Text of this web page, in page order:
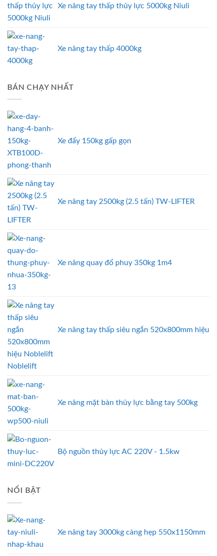
Xe nâng tay thấp thủy lực 5000kg Niuli
Xe nâng tay thấp 4000kg
BÁN CHẠY NHẤT
Xe đẩy 150kg gấp gọn
Xe nâng tay 2500kg (2.5 tấn) TW-LIFTER
Xe nâng quay đổ phuy 350kg 1m4
Xe nâng tay thấp siêu ngắn 520x800mm hiệu
Noblelift
Xe nâng mặt bàn thủy lực bằng tay 500kg
Bộ nguồn thủy lực AC 220V - 1.5kw
NỔI BẬT
Xe nâng tay 3000kg càng hẹp 550x1150mm